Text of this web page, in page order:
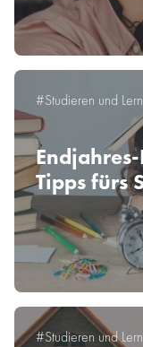
#Studieren und
Tipps fürs
#Studieren und